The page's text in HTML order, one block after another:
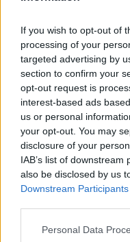
If you wish to opt-out of
processing of your
targeted advertising by
section to confirm your
opt-out request is
interest-based ads
us or personal
your opt-out. You may
disclosure of your
IAB’s list of
also be disclosed by us
Downstream Participants
Please note that this
Personal Data
VÁLLALKOZÁS 2026. JÚL.
A rovat